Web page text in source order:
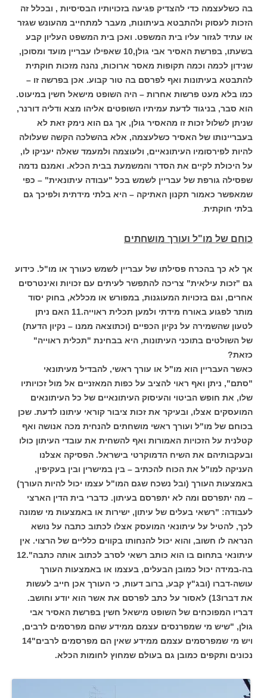
בה כשלעצמה כדי להצדיק פגיעה בזכויותיו הבסיסיות , ובכלל זה
הזכות לעסוק ולהתבטא בעיתונות, מעבר למתחייב מהעונש שגזר
או עתיד לגזור עליו בית המשפט. ואכן בית המשפט העליון קבע
בשעתו, בפרשת האסיר אבי גולן,10 שאפילו עבריין מועד ומסוכן,
שנידון לכמה וכמה תקופות מאסר ארוכות, נהנה מזכות חוקתית
להתבטא בעיתונות ואף לפרסם בה טור קבוע. אכן בפרשה זו –
כמו בלא מעט פרשות אחרות – היה השופט מישאל חשין במיעוט.
הוא סבר, בניגוד לדעת עמיתיו השופטים אליהו מצא ודליה דורנר,
שניתן לשלול זכות זו מהאסיר גולן, אך גם הוא נימק זאת לא
בעבריינותו של האסיר כשלעצמה, אלא בהשלכה הקשה שעלולה
להיות לפירסומיו העיתונאיים, ולעוצמה ולמעמד שאלה יעניקו לו,
על היכולת לקיים את הסדר והמשמעת בבית הכלא. ואמנם נדמה
שפסילה גורפת של עבריין לשמש בכל "עבודה עיתונאית" – כפי
שמאפשר כאמור תקנון האתיקה – היא בלתי מידתית ולפיכך גם
בלתי חוקתית
כוחם של מו"ל ועורך מושחתים
אך לא כך בהכרח פסילתו של עבריין לשמש כעורך או מו"ל. כידוע
גם "זכות עילאית" צריכה להתפשר לעיתים עם זכויות ואינטרסים
אחרים, וגם בזכויות המעוגנות, במפורש או מכללא, בחוק יסוד
מותר לפגוע באורח מידתי ולמען תכלית ראוייה.11 האם ניתן
לטעון שהשמירה על נקיון הכפיים (וכתוצאה ממנו – נקיון הדעת)
של השולטים בתוכני העיתונות, היא בבחינת "תכלית ראוייה"
כזאת?
כאשר העבריין הוא מו"ל או עורך ראשי, להבדיל מעיתונאי
"סתם", ניתן ואף ראוי להציב על כפות המאזניים אל מול זכויותיו
שלו, את חופש הביטוי והעיסוק העיתונאיים של כל העיתונאים
המועסקים אצלו, ובעיקר את זכות ציבור קוראי עיתונו לדעת. שכן
בכוחם של מו"ל ועורך ראשי מושחתים להנחית מכה אנושה ואף
קטלנית על הזכויות האמורות ואף להשחית את עובדי העיתון כולו
ובעקבותיהם את השיח הדמוקרטי בישראל. הפסיקה אצלנו
העניקה למו"ל את הכוח להכתיב – בין במישרין ובין בעקיפין,
באמצעות העורך (ובל נשכח שגם המו"ל עצמו יכול להיות העורך)
– מה יתפרסם ומה לא יתפרסם בעיתון. כדברי בית הדין הארצי
לעבודה: "רשאי בעלים של עיתון, ישירות או באמצעות מי שמונה
לכך, להטיל על עיתונאי המועסק אצלו לכתוב כתבה על נושא
הנראה לו חשוב, והוא יכול להנחותו בקווים כלליים של הרצוי. אין
עיתונאי בתחום בו הוא כותב רשאי לסרב לכתוב אותה כתבה".12
בה-במידה יכול כמובן הבעלים, בעצמו או באמצעות העורך
עושה-דברו (ובג"ץ קבע, ברוב דעות, כי העורך אכן חייב לעשות
את דברו13) לאסור על כתב לפרסם את אשר הוא יודע וחושב.
דבריו המפוכחים של השופט מישאל חשין בפרשת האסיר אבי
גולן, "שיש מי שמפרנסים עצמם ממידע שהם מפרסמים לרבים,
ויש מי שמפרסמים עצמם ממידע שאין הם מפרסמים לרבים"14
נכונים ותקפים כמובן גם בעולם שמחוץ לחומות הכלא.